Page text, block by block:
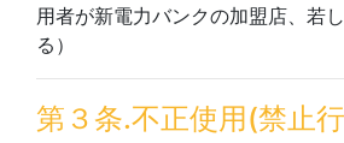
用者が新電力バンクの加盟店、若
る）
第３条.不正使用(禁止